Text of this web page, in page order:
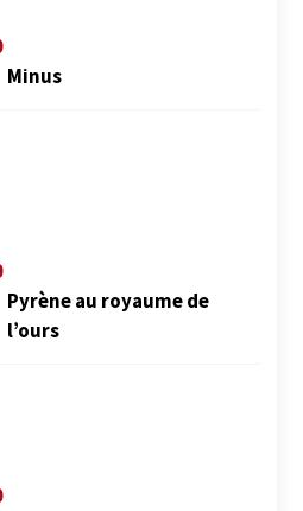
Minus
Pyrène au royaume de
l’ours